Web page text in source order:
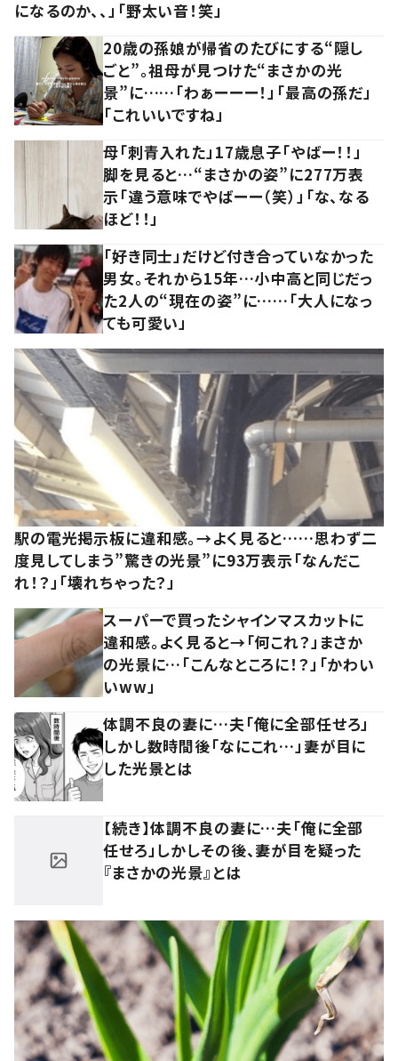
になるのか、、」「野太い音！笑」
20歳の孫娘が帰省のたびにする“隠し
ごと”。祖母が見つけた“まさかの光
景”に……「わぁーーー！」「最高の孫だ」
「これいいですね」
母「刺青入れた」17歳息子「やばー！！」
脚を見ると…“まさかの姿”に277万表
示「違う意味でやばーー（笑）」「な、なる
ほど！！」
「好き同士」だけど付き合っていなかった
男女。それから15年…小中高と同じだっ
た2人の“現在の姿”に……「大人になっ
ても可愛い」
駅の電光掲示板に違和感。→よく見ると……思わず二
度見してしまう”驚きの光景”に93万表示「なんだこ
れ！？」「壊れちゃった？」
スーパーで買ったシャインマスカットに
違和感。よく見ると→「何これ？」まさか
の光景に…「こんなところに！？」「かわい
いww」
体調不良の妻に…夫「俺に全部任せろ」
しかし数時間後「なにこれ…」妻が目に
した光景とは
【続き】体調不良の妻に…夫「俺に全部
任せろ」しかしその後、妻が目を疑った
『まさかの光景』とは